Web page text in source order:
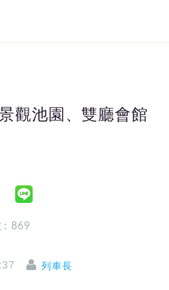
觀池園、雙廳會館
: 869
列車長